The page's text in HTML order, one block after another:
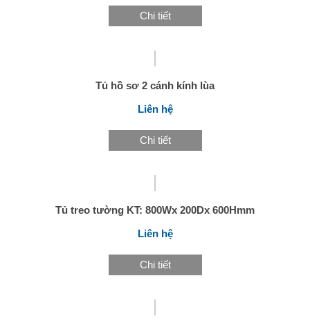
Chi tiết
Tủ hồ sơ 2 cánh kính lùa
Liên hệ
Chi tiết
Tủ treo tường KT: 800Wx 200Dx 600Hmm
Liên hệ
Chi tiết